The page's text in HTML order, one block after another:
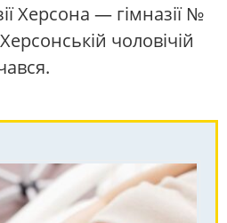
Херсона — гімназії №
чоловічій